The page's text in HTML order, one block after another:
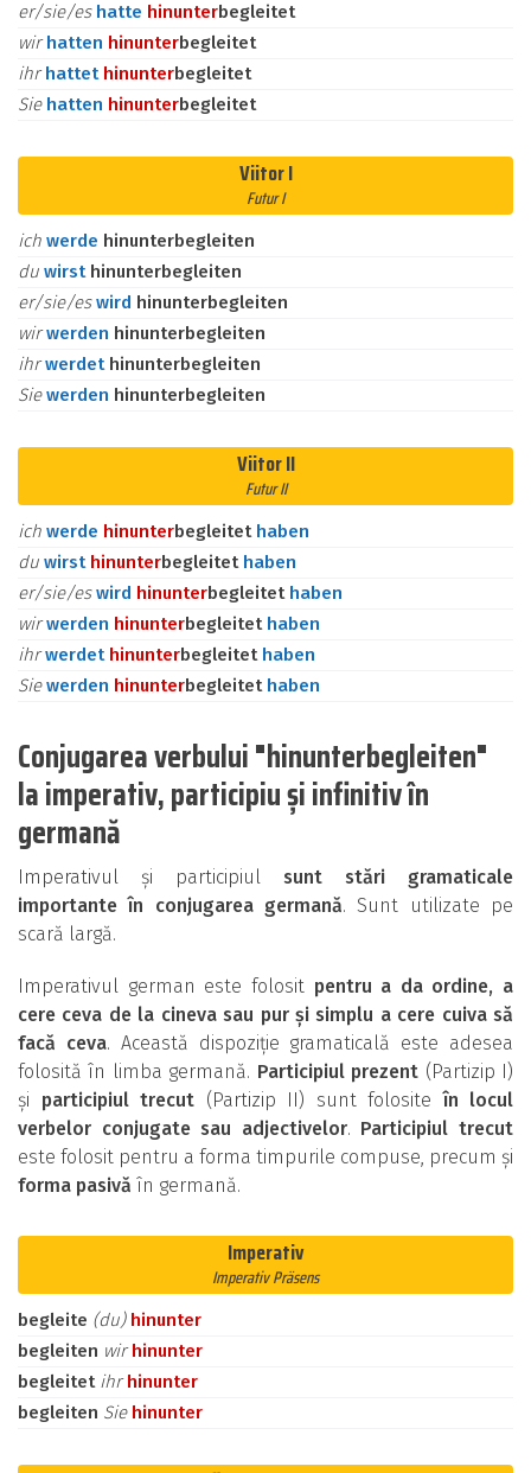
er/sie/es hatte hinunterbegleitet
wirhatten hinunterbegleitet
ihrhattet hinunterbegleitet
Sie hatten hinunterbegleitet
Viitor I
Futur I
ich werde hinunterbegleiten
du wirst hinunterbegleiten
er/sie/eswird hinunterbegleiten
wirwerden hinunterbegleiten
ihrwerdet hinunterbegleiten
Siewerden hinunterbegleiten
Viitor II
Futur II
ich werde hinunterbegleitet haben
du wirst hinunterbegleitet haben
er/sie/eswird hinunterbegleitet haben
wirwerden hinunterbegleitet haben
ihrwerdet hinunterbegleitet haben
Siewerden hinunterbegleitet haben
Conjugarea verbului "hinunterbegleiten"
la imperativ, participiu și infinitiv în
germană
Imperativul și participiul sunt stări gramaticale
importante în conjugarea germană. Sunt utilizate pe
scară largă.
Imperativul german este folosit pentru a da ordine, a
cere ceva de la cineva sau pur și simplu a cere cuiva să
facă ceva. Această dispoziție gramaticală este adesea
folosită în limba germană. Participiul prezent (Partizip I)
și participiul trecut (Partizip II) sunt folositeîn locul
verbelor conjugate sau adjectivelor. Participiul trecut
este folosit pentru a forma timpurile compuse, precum și
forma pasivă în germană.
Imperativ
Imperativ Präsens
begleite (du) hinunter
begleiten wirhinunter
begleitet ihrhinunter
begleiten Sie hinunter